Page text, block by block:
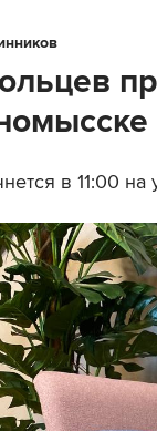
в 11:00 на